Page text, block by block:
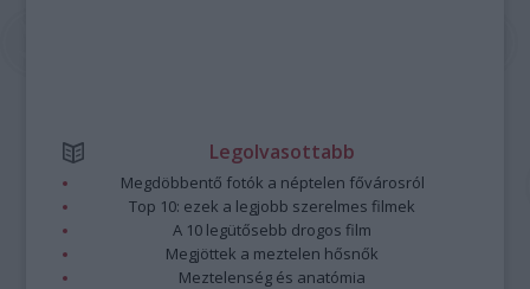
Legolvasottabb
Megdöbbentő fotók a néptelen fővárosról
Top 10: ezek a legjobb szerelmes filmek
A 10 legütősebb drogos film
Megjöttek a meztelen hősnők
Meztelenség és anatómia